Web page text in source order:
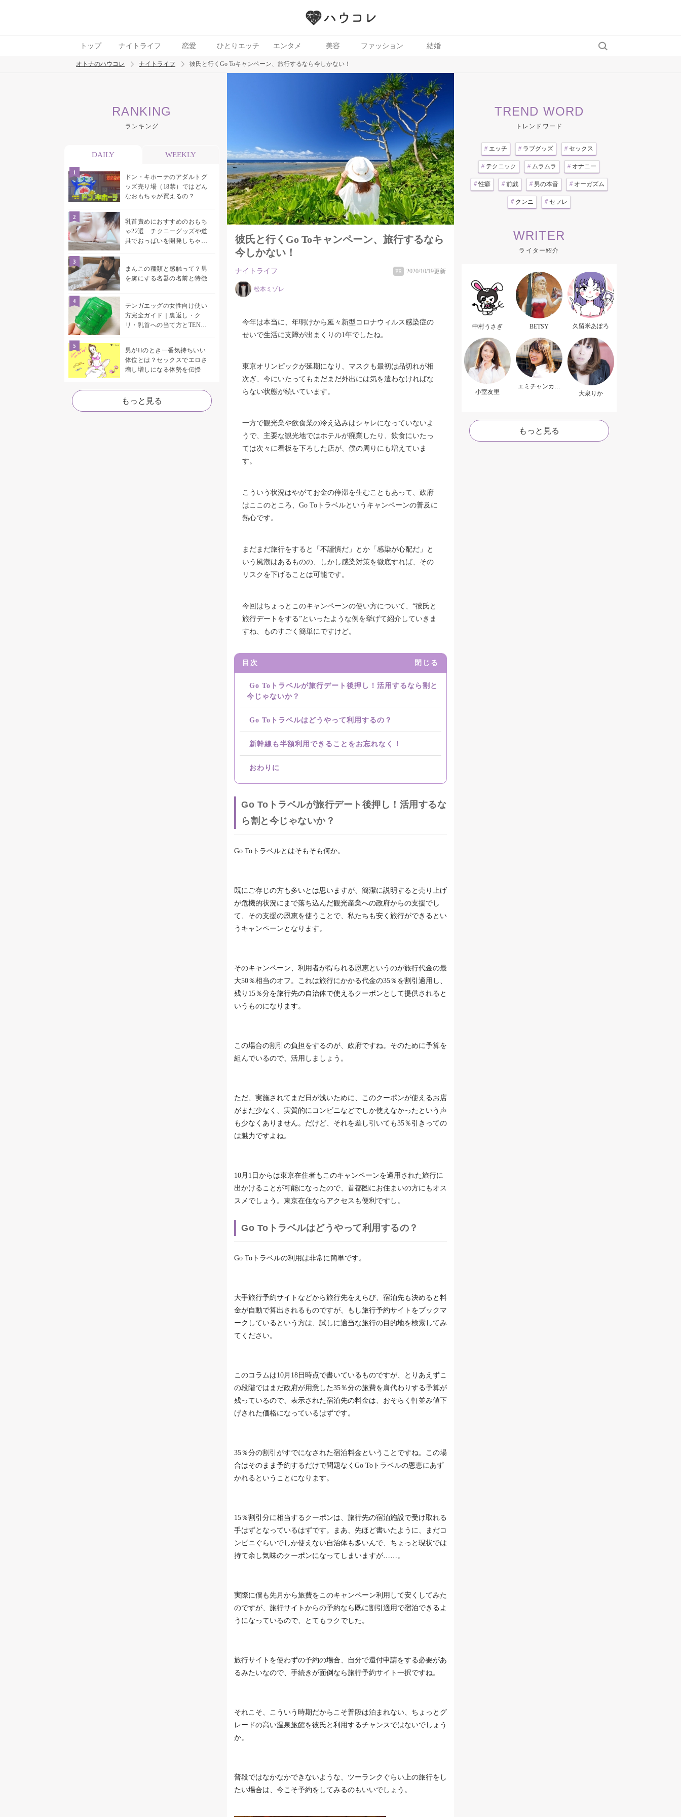
トップ ナイトライフ 恋愛 ひとりエッチ エンタメ 美容 ファッション 結婚
トレンド ワード
オトナのハウコレ ナイトライフ 彼氏と行くGo Toキャンペーン、旅行するなら今しかない！
RANKING
ランキング
DAILY WEEKLY
ドン・キホーテのアダルトグ
ッズ売り場（18禁）ではどん
なおもちゃが買えるの？
乳首責めにおすすめのおもち
ゃ22選 チクニーグッズや道
具でおっぱいを開発しちゃお
まんこの種類と感触って？男
を虜にする名器の名前と特徴
テンガエッグの女性向け使い
方完全ガイド｜裏返し・ク
リ・乳首への当て方とTENGA
男がHのとき一番気持ちいい
体位とは？セックスでエロさ
増し増しになる体勢を伝授
もっと見る
彼氏と行くGo Toキャンペーン、旅行するなら
今しかない！
ナイトライフ PR 2020/10/19更新
松本ミゾレ
今年は本当に、年明けから延々新型コロナウィルス感染症の
せいで生活に支障が出まくりの1年でしたね。
東京オリンピックが延期になり、マスクも最初は品切れが相
次ぎ、今にいたってもまだまだ外出には気を遣わなければな
らない状態が続いています。
一方で観光業や飲食業の冷え込みはシャレになっていないよ
うで、主要な観光地ではホテルが廃業したり、飲食にいたっ
ては次々に看板を下ろした店が、僕の周りにも増えていま
す。
こういう状況はやがてお金の停滞を生むこともあって、政府
はここのところ、Go Toトラベルというキャンペーンの普及に
熱心です。
まだまだ旅行をすると「不謹慎だ」とか「感染が心配だ」と
いう風潮はあるものの、しかし感染対策を徹底すれば、その
リスクを下げることは可能です。
今回はちょっとこのキャンペーンの使い方について、“彼氏と
旅行デートをする”といったような例を挙げて紹介していきま
すね、ものすごく簡単にですけど。
目次 閉じる
Go Toトラベルが旅行デート後押し！活用するなら割と
今じゃないか？
Go Toトラベルはどうやって利用するの？
新幹線も半額利用できることをお忘れなく！
おわりに
Go Toトラベルが旅行デート後押し！活用するな
ら割と今じゃないか？
Go Toトラベルとはそもそも何か。
既にご存じの方も多いとは思いますが、簡潔に説明すると売り上げ
が危機的状況にまで落ち込んだ観光産業への政府からの支援でし
て、その支援の恩恵を使うことで、私たちも安く旅行ができるとい
うキャンペーンとなります。
そのキャンペーン、利用者が得られる恩恵というのが旅行代金の最
大50％相当のオフ。これは旅行にかかる代金の35％を割引適用し、
残り15％分を旅行先の自治体で使えるクーポンとして提供されると
いうものになります。
この場合の割引の負担をするのが、政府ですね。そのために予算を
組んでいるので、活用しましょう。
ただ、実施されてまだ日が浅いために、このクーポンが使えるお店
がまだ少なく、実質的にコンビニなどでしか使えなかったという声
も少なくありません。だけど、それを差し引いても35％引きっての
は魅力ですよね。
10月1日からは東京在住者もこのキャンペーンを適用された旅行に
出かけることが可能になったので、首都圏にお住まいの方にもオス
スメでしょう。東京在住ならアクセスも便利ですし。
Go Toトラベルはどうやって利用するの？
Go Toトラベルの利用は非常に簡単です。
大手旅行予約サイトなどから旅行先をえらび、宿泊先も決めると料
金が自動で算出されるものですが、もし旅行予約サイトをブックマ
ークしているという方は、試しに適当な旅行の目的地を検索してみ
てください。
このコラムは10月18日時点で書いているものですが、とりあえずこ
の段階ではまだ政府が用意した35％分の旅費を肩代わりする予算が
残っているので、表示された宿泊先の料金は、おそらく軒並み値下
げされた価格になっているはずです。
35％分の割引がすでになされた宿泊料金ということですね。この場
合はそのまま予約するだけで問題なくGo Toトラベルの恩恵にあず
かれるということになります。
15％割引分に相当するクーポンは、旅行先の宿泊施設で受け取れる
手はずとなっているはずです。まあ、先ほど書いたように、まだコ
ンビニぐらいでしか使えない自治体も多いんで、ちょっと現状では
持て余し気味のクーポンになってしまいますが……。
実際に僕も先月から旅費をこのキャンペーン利用して安くしてみた
のですが、旅行サイトからの予約なら既に割引適用で宿泊できるよ
うになっているので、とてもラクでした。
旅行サイトを使わずの予約の場合、自分で還付申請をする必要があ
るみたいなので、手続きが面倒なら旅行予約サイト一択ですね。
それこそ、こういう時期だからこそ普段は泊まれない、ちょっとグ
レードの高い温泉旅館を彼氏と利用するチャンスではないでしょう
か。
普段ではなかなかできないような、ツーランクぐらい上の旅行をし
たい場合は、今こそ予約をしてみるのもいいでしょう。
TREND WORD
トレンドワード
# エッチ # ラブグッズ # セックス
# テクニック # ムラムラ # オナニー
# 性癖 # 前戯 # 男の本音 # オーガズム
# クンニ # セフレ
WRITER
ライター紹介
中村うさぎ BETSY 久留米あぽろ
小室友里
エミチャンカパ
大泉りか
もっと見る